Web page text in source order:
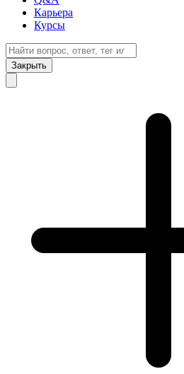
Карьера
Курсы
Закрыть